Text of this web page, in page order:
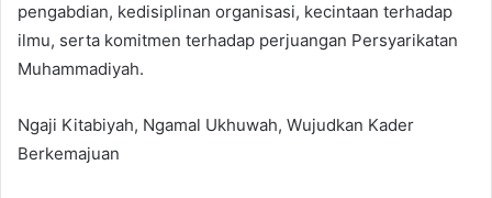
pengabdian, kedisiplinan organisasi, kecintaan terhadap
ilmu, serta komitmen terhadap perjuangan Persyarikatan
Muhammadiyah.
Ngaji Kitabiyah, Ngamal Ukhuwah, Wujudkan Kader
Berkemajuan